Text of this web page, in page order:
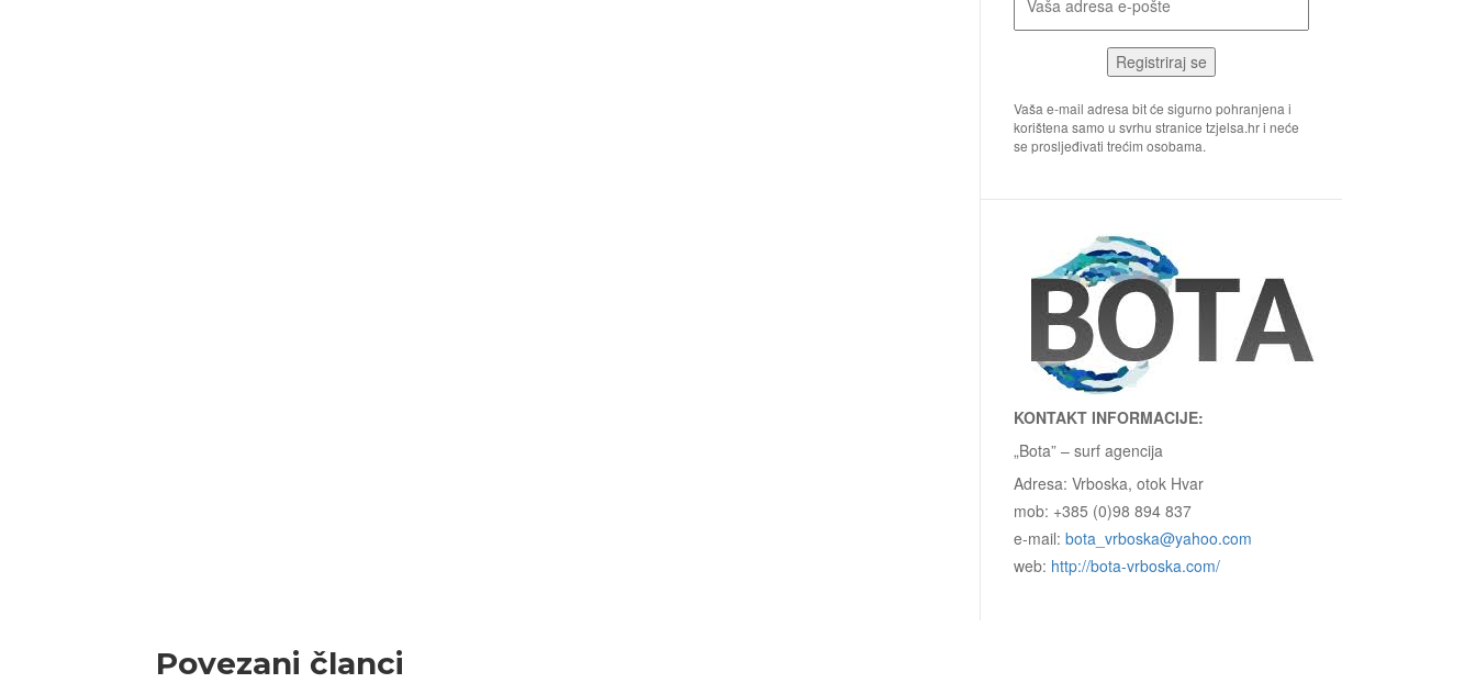
Registriraj se
Vaša e-mail adresa bit će sigurno pohranjena i
korištena samo u svrhu stranice tzjelsa.hr i neće
se prosljeđivati trećim osobama.
KONTAKT INFORMACIJE:
„Bota” – surf agencija
Adresa: Vrboska, otok Hvar
mob: +385 (0)98 894 837
e-mail: bota_vrboska@yahoo.com
web: http://bota-vrboska.com/
Povezani članci